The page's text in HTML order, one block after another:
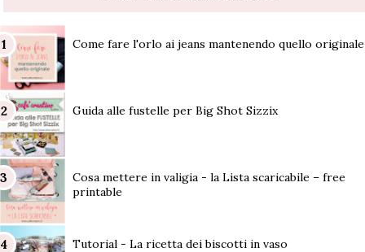
Come fare l'orlo ai jeans mantenendo quello originale
Guida alle fustelle per Big Shot Sizzix
Cosa mettere in valigia - la Lista scaricabile – free
printable
Tutorial - La ricetta dei biscotti in vaso